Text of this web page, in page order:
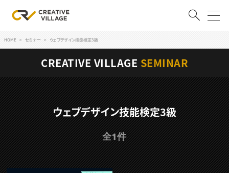
ログイン 会員登録
RECRUIT
クリエイター求人を探す
CREATIVE JOB求人検索
特集求人
採用説明会
転職支援サービス
CONTENTS
HOME セミナー ウェブデザイン技能検定3級
CREATIVE VILLAGE SEMINAR
ウェブデザイン技能検定3級
全1件